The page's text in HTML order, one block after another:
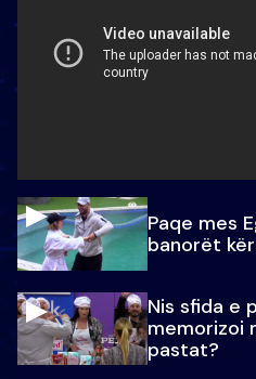
Paqe mes
banorët
Nis sfida e
memorizoi
pastat?